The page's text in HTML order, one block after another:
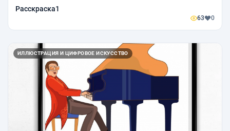
Расскраска1
63 0
ИЛЛЮСТРАЦИЯ И ЦИФРОВОЕ ИСКУССТВО